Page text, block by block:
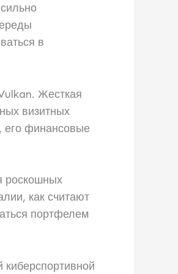
в
Жесткая
визитных
его финансовые
роскошных
как считают
портфелем